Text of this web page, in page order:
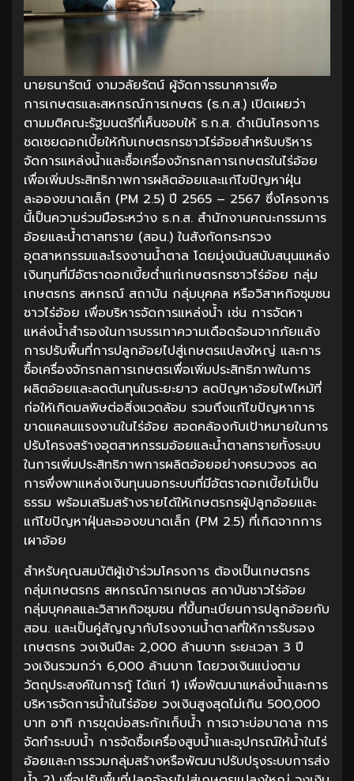
นายธนารัตน์ งามวลัยรัตน์ ผู้จัดการธนาคารเพื่อ
การเกษตรและสหกรณ์การเกษตร (ธ.ก.ส.) เปิดเผยว่า
ตามมติคณะรัฐมนตรีที่เห็นชอบให้ ธ.ก.ส. ดำเนินโครงการ
ชดเชยดอกเบี้ยให้กับเกษตรกรชาวไร่อ้อยสำหรับบริหาร
จัดการแหล่งน้ำและซื้อเครื่องจักรกลการเกษตรในไร่อ้อย
เพื่อเพิ่มประสิทธิภาพการผลิตอ้อยและแก้ไขปัญหาฝุ่น
ละอองขนาดเล็ก (PM 2.5) ปี 2565 – 2567 ซึ่งโครงการ
นี้เป็นความร่วมมือระหว่าง ธ.ก.ส. สำนักงานคณะกรรมการ
อ้อยและน้ำตาลทราย (สอน.) ในสังกัดกระทรวง
อุตสาหกรรมและโรงงานน้ำตาล โดยมุ่งเน้นสนับสนุนแหล่ง
เงินทุนที่มีอัตราดอกเบี้ยต่ำแก่เกษตรกรชาวไร่อ้อย กลุ่ม
เกษตรกร สหกรณ์ สถาบัน กลุ่มบุคคล หรือวิสาหกิจชุมชน
ชาวไร่อ้อย เพื่อบริหารจัดการแหล่งน้ำ เช่น การจัดหา
แหล่งน้ำสำรองในการบรรเทาความเดือดร้อนจากภัยแล้ง
การปรับพื้นที่การปลูกอ้อยไปสู่เกษตรแปลงใหญ่ และการ
ซื้อเครื่องจักรกลการเกษตรเพื่อเพิ่มประสิทธิภาพในการ
ผลิตอ้อยและลดต้นทุนในระยะยาว ลดปัญหาอ้อยไฟไหม้ที่
ก่อให้เกิดมลพิษต่อสิ่งแวดล้อม รวมถึงแก้ไขปัญหาการ
ขาดแคลนแรงงานในไร่อ้อย สอดคล้องกับเป้าหมายในการ
ปรับโครงสร้างอุตสาหกรรมอ้อยและน้ำตาลทรายทั้งระบบ
ในการเพิ่มประสิทธิภาพการผลิตอ้อยอย่างครบวงจร ลด
การพึ่งพาแหล่งเงินทุนนอกระบบที่มีอัตราดอกเบี้ยไม่เป็น
ธรรม พร้อมเสริมสร้างรายได้ให้เกษตรกรผู้ปลูกอ้อยและ
แก้ไขปัญหาฝุ่นละอองขนาดเล็ก (PM 2.5) ที่เกิดจากการ
เผาอ้อย
สำหรับคุณสมบัติผู้เข้าร่วมโครงการ ต้องเป็นเกษตรกร
กลุ่มเกษตรกร สหกรณ์การเกษตร สถาบันชาวไร่อ้อย
กลุ่มบุคคลและวิสาหกิจชุมชน ที่ขึ้นทะเบียนการปลูกอ้อยกับ
สอน. และเป็นคู่สัญญากับโรงงานน้ำตาลที่ให้การรับรอง
เกษตรกร วงเงินปีละ 2,000 ล้านบาท ระยะเวลา 3 ปี
วงเงินรวมกว่า 6,000 ล้านบาท โดยวงเงินแบ่งตาม
วัตถุประสงค์ในการกู้ ได้แก่ 1) เพื่อพัฒนาแหล่งน้ำและการ
บริหารจัดการน้ำในไร่อ้อย วงเงินสูงสุดไม่เกิน 500,000
บาท อาทิ การขุดบ่อสระกักเก็บน้ำ การเจาะบ่อบาดาล การ
จัดทำระบบน้ำ การจัดซื้อเครื่องสูบน้ำและอุปกรณ์ให้น้ำในไร่
อ้อยและการรวมกลุ่มสร้างหรือพัฒนาปรับปรุงระบบการส่ง